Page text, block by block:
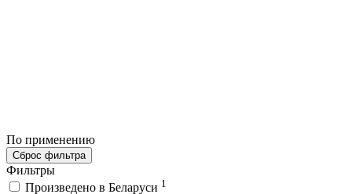
По применению
Сброс фильтра
Фильтры
Произведено в Беларуси 1